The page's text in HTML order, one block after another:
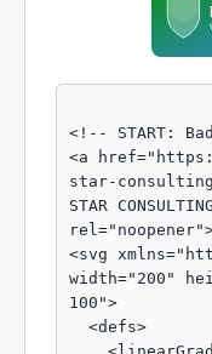
<!-- START:
<a
star-
STAR
<svg
width="200"
100">